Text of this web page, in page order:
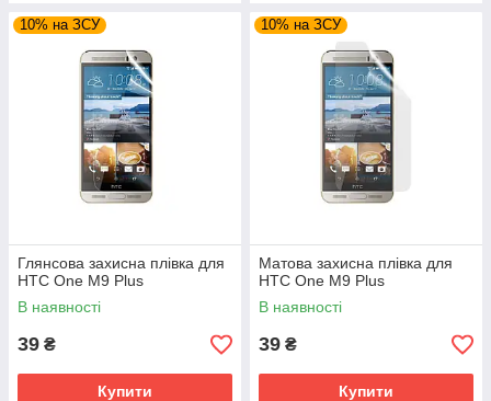
10% на ЗСУ
Глянсова захисна плівка для
HTC One M9 Plus
В наявності
39 ₴
Купити
10% на ЗСУ
Матова захисна плівка для
HTC One M9 Plus
В наявності
39 ₴
Купити